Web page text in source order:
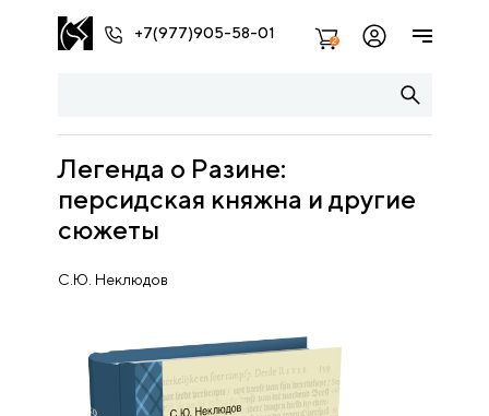
+7(977)905-58-01 2
Легенда о Разине:
персидская княжна и другие
сюжеты
С.Ю. Неклюдов